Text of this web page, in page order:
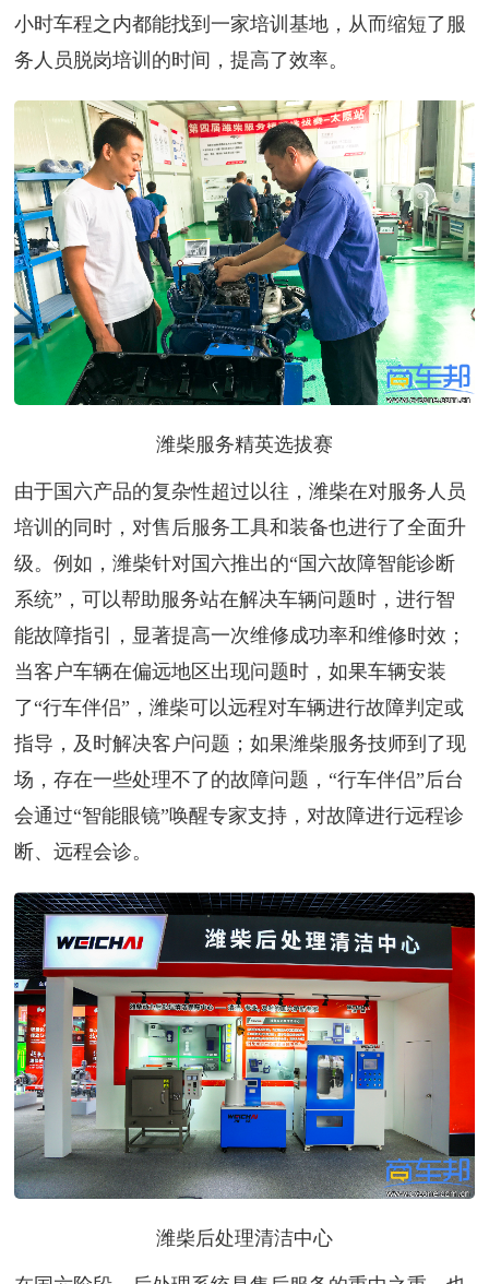
小时车程之内都能找到一家培训基地，从而缩短了服
务人员脱岗培训的时间，提高了效率。
潍柴服务精英选拔赛
由于国六产品的复杂性超过以往，潍柴在对服务人员
培训的同时，对售后服务工具和装备也进行了全面升
级。例如，潍柴针对国六推出的“国六故障智能诊断
系统”，可以帮助服务站在解决车辆问题时，进行智
能故障指引，显著提高一次维修成功率和维修时效；
当客户车辆在偏远地区出现问题时，如果车辆安装
了“行车伴侣”，潍柴可以远程对车辆进行故障判定或
指导，及时解决客户问题；如果潍柴服务技师到了现
场，存在一些处理不了的故障问题，“行车伴侣”后台
会通过“智能眼镜”唤醒专家支持，对故障进行远程诊
断、远程会诊。
潍柴后处理清洁中心